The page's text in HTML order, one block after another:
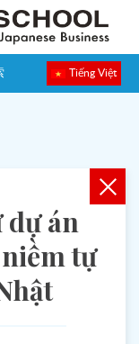
Tiếng Việt
dự án
tự